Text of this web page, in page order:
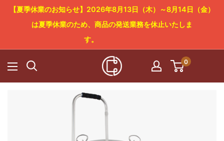
ン
【夏季休業のお知らせ】2026年8月13日（木）～8月14日（金）
は夏季休業のため、商品の発送業務を休止いたしま
す。
Cowboy
Craft
0